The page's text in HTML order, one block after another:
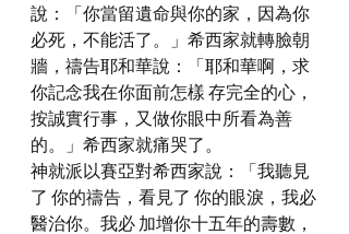
說：「你當留遺命與你的家，因為你
必死，不能活了。」希西家就轉臉朝
牆，禱告耶和華說：「耶和華啊，求
你記念我在你面前怎樣 存完全的心，
按誠實行事，又做你眼中所看為善
的。」希西家就痛哭了。
神就派以賽亞對希西家說：「我聽見
了 你的禱告，看見了 你的眼淚，我必
醫治你。我必 加增你十五年的壽數，